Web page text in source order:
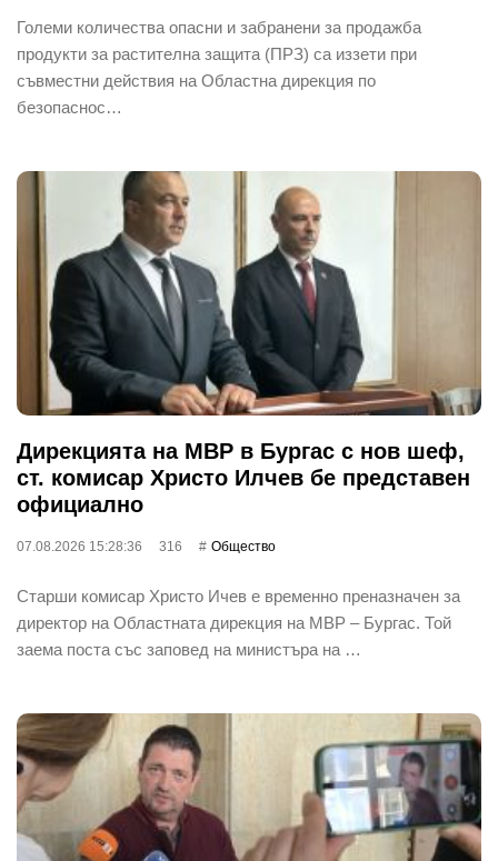
Големи количества опасни и забранени за продажба
продукти за растителна защита (ПРЗ) са иззети при
съвместни действия на Областна дирекция по
безопаснос…
Дирекцията на МВР в Бургас с нов шеф,
ст. комисар Христо Илчев бе представен
официално
07.08.2026 15:28:36 316 Общество
Старши комисар Христо Ичев е временно преназначен за
директор на Областната дирекция на МВР – Бургас. Той
заема поста със заповед на министъра на …